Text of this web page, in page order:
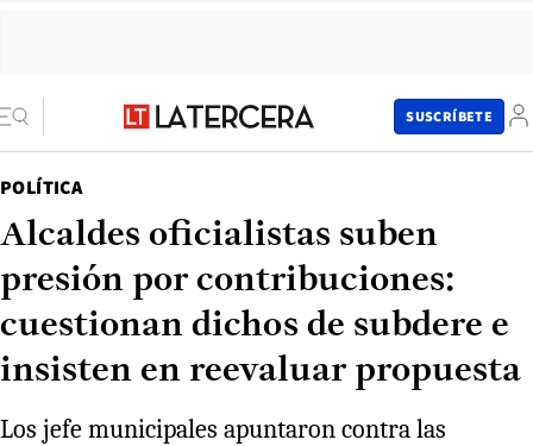
SUSCRÍBETE
POLÍTICA
Alcaldes oficialistas suben
presión por contribuciones:
cuestionan dichos de subdere e
insisten en reevaluar propuesta
Los jefe municipales apuntaron contra las